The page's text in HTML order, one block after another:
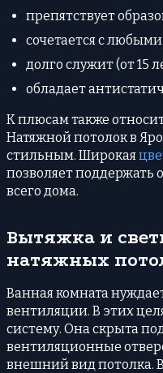
препятствует
сочетается с
долго служит (от 15
обладает
К плюсам также
Натяжной потолок в
стильным. Широкая
позволяет
всего дома.
Вытяжка и
натяжных
Ванная комната
вентиляции. В этих
систему. Она скрыта
вентиляционные
внешний вид потолка.